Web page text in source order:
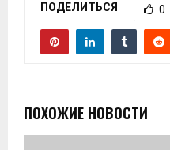
ПОДЕЛИТЬСЯ 0
ПОХОЖИЕ НОВОСТИ